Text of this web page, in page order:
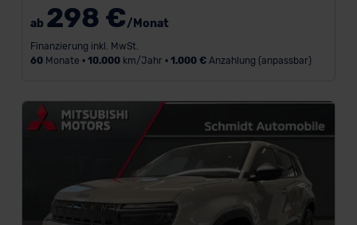
ab 298 €/Monat
Finanzierung inkl. MwSt.
60Monate • 10.000km/Jahr • 1.000 €Anzahlung (anpassbar)